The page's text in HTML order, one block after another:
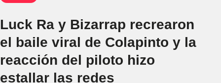
Luck Ra y Bizarrap recrearon
el baile viral de Colapinto y la
reacción del piloto hizo
estallar las redes